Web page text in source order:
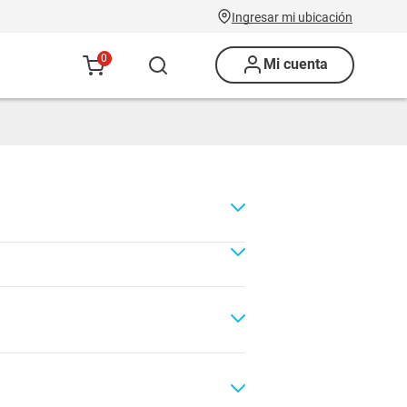
Ingresar mi ubicación
0 Mi cuenta